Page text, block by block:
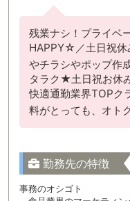
残業ナシ！プライベ
HAPPY☆／土日祝休
やチラシやポップ作
タラク★土日祝お休
快適通勤業界TOPク
料がとっても、オト
勤務先の特徴
事務のオシゴト